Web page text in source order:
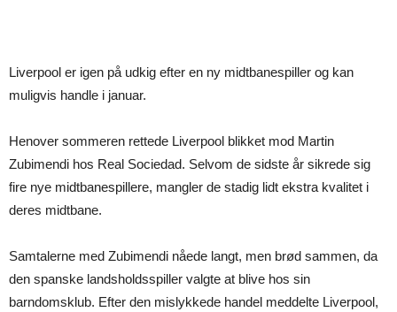
Liverpool er igen på udkig efter en ny midtbanespiller og kan
muligvis handle i januar.
Henover sommeren rettede Liverpool blikket mod Martin
Zubimendi hos Real Sociedad. Selvom de sidste år sikrede sig
fire nye midtbanespillere, mangler de stadig lidt ekstra kvalitet i
deres midtbane.
Samtalerne med Zubimendi nåede langt, men brød sammen, da
den spanske landsholdsspiller valgte at blive hos sin
barndomsklub. Efter den mislykkede handel meddelte Liverpool,